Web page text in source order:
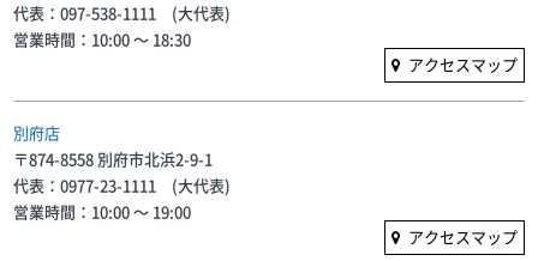
代表：097-538-1111 (大代表)
営業時間：10:00 〜 18:30
アクセスマップ
別府店
〒874-8558 別府市北浜2-9-1
代表：0977-23-1111 (大代表)
営業時間：10:00 〜 19:00
アクセスマップ